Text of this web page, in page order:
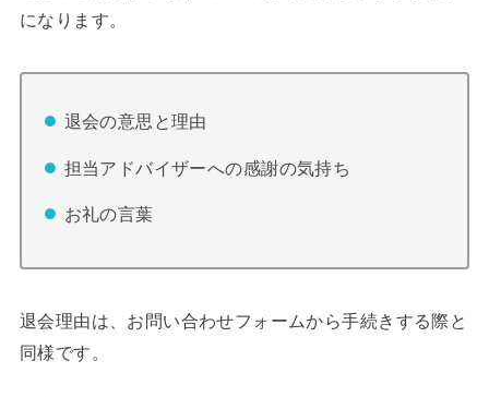
になります。
退会の意思と理由
担当アドバイザーへの感謝の気持ち
お礼の言葉
退会理由は、お問い合わせフォームから手続きする際と
同様です。